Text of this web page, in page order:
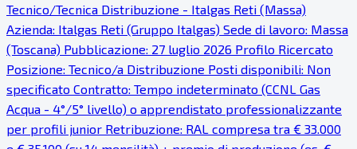
Tecnico/Tecnica Distribuzione - Italgas Reti (Massa)
Azienda: Italgas Reti (Gruppo Italgas) Sede di lavoro: Massa
(Toscana) Pubblicazione: 27 luglio 2026 Profilo Ricercato
Posizione: Tecnico/a Distribuzione Posti disponibili: Non
specificato Contratto: Tempo indeterminato (CCNL Gas
Acqua - 4°/5° livello) o apprendistato professionalizzante
per profili junior Retribuzione: RAL compresa tra € 33.000